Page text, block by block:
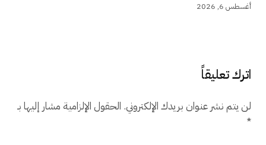
أغسطس 6, 2026
اترك تعليقاً
لن يتم نشر عنوان بريدك الإلكتروني. الحقول الإلزامية مشار إليها بـ
*